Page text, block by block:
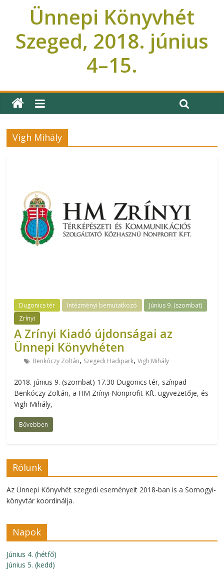
Ünnepi Könyvhét
Szeged, 2018. június
4–15.
Vigh Mihály
Dugonics tér Intézményi bemutatkozó
Június 9. (szombat)
Zrínyi
A Zrínyi Kiadó újdonságai az
Ünnepi Könyvhéten
Benkóczy Zoltán, Szegedi Hadipark,Vigh Mihály
2018. június 9. (szombat) 17.30 Dugonics tér, színpad
Benkóczy Zoltán, a HM Zrínyi Nonprofit Kft. ügyvezetője, és
Vigh Mihály,
Bővebben
Rólunk
Az Ünnepi Könyvhét szegedi eseményeit 2018-ban is a Somogyi-
könyvtár koordinálja.
Napok
Június 4. (hétfő)
Június 5. (kedd)